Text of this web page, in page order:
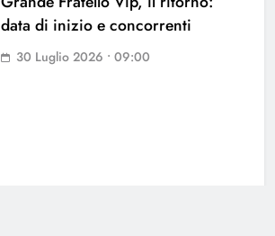
data di inizio e concorrenti
30 Luglio 2026 • 09:00